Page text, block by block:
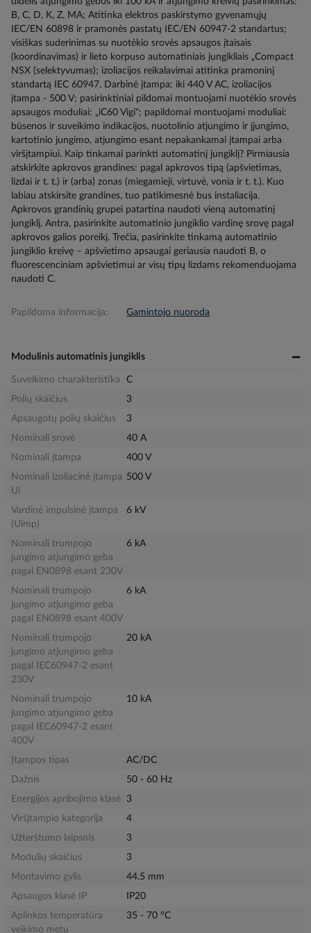
B, C, D, K, Z, MA; Atitinka elektros paskirstymo gyvenamųjų
IEC/EN 60898 ir pramonės pastatų IEC/EN 60947-2 standartus;
visiškas suderinimas su nuotėkio srovės apsaugos įtaisais
(koordinavimas) ir lieto korpuso automatiniais jungikliais „Compact
NSX (selektyvumas); izoliacijos reikalavimai atitinka pramoninį
standartą IEC 60947. Darbinė įtampa: iki 440 V AC, izoliacijos
įtampa - 500 V; pasirinktiniai pildomai montuojami nuotėkio srovės
apsaugos moduliai: „iC60 Vigi"; papildomai montuojami moduliai:
būsenos ir suveikimo indikacijos, nuotolinio atjungimo ir įjungimo,
kartotinio jungimo, atjungimo esant nepakankamai įtampai arba
viršįtampiui. Kaip tinkamai parinkti automatinį jungiklį? Pirmiausia
atskirkite apkrovos grandines: pagal apkrovos tipą (apšvietimas,
lizdai ir t. t.) ir (arba) zonas (miegamieji, virtuvė, vonia ir t. t.). Kuo
labiau atskirsite grandines, tuo patikimesnė bus instaliacija.
Apkrovos grandinių grupei patartina naudoti vieną automatinį
jungiklį. Antra, pasirinkite automatinio jungiklio vardinę srovę pagal
apkrovos galios poreikį. Trečia, pasirinkite tinkamą automatinio
jungiklio kreivę – apšvietimo apsaugai geriausia naudoti B, o
fluorescenciniam apšvietimui ar visų tipų lizdams rekomenduojama
naudoti C.
Papildoma informacija: Gamintojo nuoroda
Modulinis automatinis jungiklis
Suveikimo charakteristika
C
Polių skaičius
3
Apsaugotų polių skaičius
3
Nominali srovė
40 A
Nominali įtampa
400 V
Nominali izoliacinė įtampa
Ui
500 V
Vardinė impulsinė įtampa
(Uimp)
6 kV
Nominali trumpojo
jungimo atjungimo geba
pagal EN0898 esant 230V
6 kA
Nominali trumpojo
jungimo atjungimo geba
pagal EN0898 esant 400V
6 kA
Nominali trumpojo
jungimo atjungimo geba
pagal IEC60947-2 esant
230V
20 kA
Nominali trumpojo
jungimo atjungimo geba
pagal IEC60947-2 esant
400V
10 kA
Įtampos tipas
AC/DC
Dažnis
50 - 60 Hz
Energijos apribojimo klasė
3
Viršįtampio kategorija
4
Užterštumo laipsnis
3
Modulių skaičius
3
Montavimo gylis
44.5 mm
Apsaugos klasė IP
IP20
Aplinkos temperatūra
veikimo metu
35 - 70 °C